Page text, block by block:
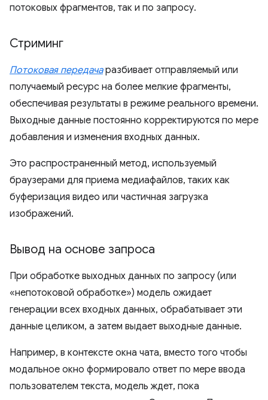
потоковых фрагментов, так и по запросу.
Стриминг
Потоковая передачаразбивает отправляемый или
получаемый ресурс на более мелкие фрагменты,
обеспечивая результаты в режиме реального времени.
Выходные данные постоянно корректируются по мере
добавления и изменения входных данных.
Это распространенный метод, используемый
браузерами для приема медиафайлов, таких как
буферизация видео или частичная загрузка
изображений.
Вывод на основе запроса
При обработке выходных данных по запросу (или
«непотоковой обработке») модель ожидает
генерации всех входных данных, обрабатывает эти
данные целиком, а затем выдает выходные данные.
Например, в контексте окна чата, вместо того чтобы
модальное окно формировало ответ по мере ввода
пользователем текста, модель ждет, пока